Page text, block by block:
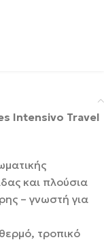
Intensivo Travel
και πλούσια
– γνωστή για
τροπικό